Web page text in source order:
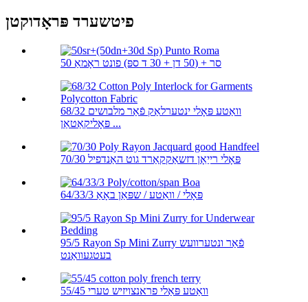
פיטשערד פּראָדוקטן
50 סר + (50 דן + 30 ד ספּ) פונט ראָמאַ
68/32 וואַטע פּאָלי ינטערלאַק פֿאַר מלבושים
פּאָליקאַטאַן ...
70/30 פּאָלי רייַאָן דזשאַקקאַרד גוט האַנדפיל
64/33/3 פּאָלי / וואַטע / שפּאַן באָאַ
95/5 Rayon Sp Mini Zurry פֿאַר ונטערוועש
בעטגעוואַנט
55/45 וואַטע פּאַלי פראנצויזיש טערי